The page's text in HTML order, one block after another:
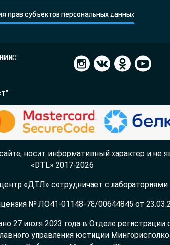
прав субъектов персональных данных
носит информативный характер и не
«DTL» 2017-2026
«ДТЛ» сотрудничает с лабораториями
№ ЛО41-01148-78/00644845 от
27 июля 2023 года в Отделе
управления юстиции